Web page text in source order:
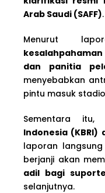
Arab Saudi (SAFF).
Menurut
dan panitia
menyebabkan
pintu masuk
Sementara itu,
Indonesia (KBRI)
laporan langsung
berjanji akan
adil bagi
selanjutnya.